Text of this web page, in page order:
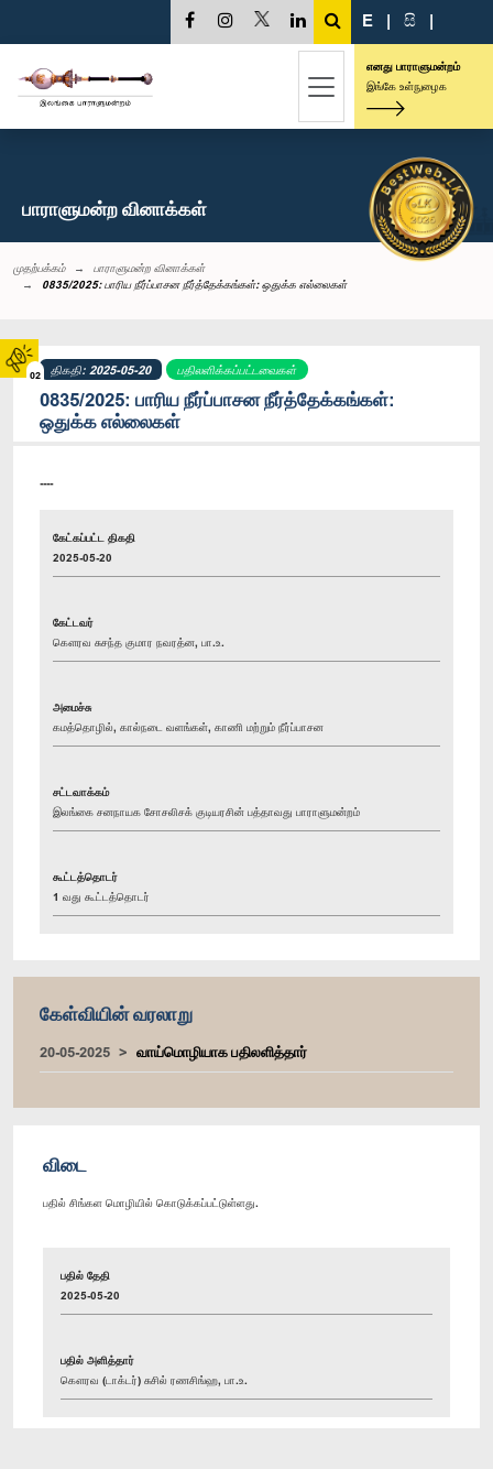
02
E | සි |
எனது பாராளுமன்றம்
இங்கே உள்நுழைக
பாராளுமன்ற வினாக்கள்
முதற்பக்கம்
பாராளுமன்ற வினாக்கள்
0835/2025: பாரிய நீர்ப்பாசன நீர்த்தேக்கங்கள்: ஒதுக்க எல்லைகள்
திகதி: 2025-05-20 பதிலளிக்கப்பட்டவைகள்
0835/2025: பாரிய நீர்ப்பாசன நீர்த்தேக்கங்கள்:
ஒதுக்க எல்லைகள்
----
கேட்கப்பட்ட திகதி
2025-05-20
கேட்டவர்
கௌரவ சுசந்த குமார நவரத்ன, பா.உ.
அமைச்சு
கமத்தொழில், கால்நடை வளங்கள், காணி மற்றும் நீர்ப்பாசன
சட்டவாக்கம்
இலங்கை சனநாயக சோசலிசக் குடியரசின் பத்தாவது பாராளுமன்றம்
கூட்டத்தொடர்
1 வது கூட்டத்தொடர்
கேள்வியின் வரலாறு
20-05-2025 வாய்மொழியாக பதிலளித்தார்
விடை
பதில் சிங்கள மொழியில் கொடுக்கப்பட்டுள்ளது.
பதில் தேதி
2025-05-20
பதில் அளித்தார்
கௌரவ (டாக்டர்) சுசில் ரணசிங்ஹ, பா.உ.